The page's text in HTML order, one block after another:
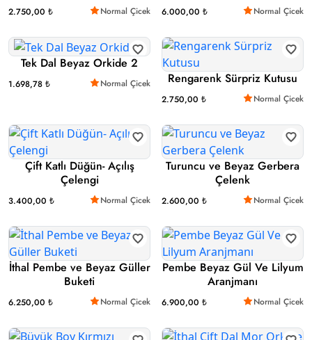
2.750,00 ₺ Normal Çicek 6.000,00 ₺ Normal Çicek
Tek Dal Beyaz Orkide 2
1.698,78 ₺ Normal Çicek Rengarenk Sürpriz Kutusu
2.750,00 ₺ Normal Çicek
Çift Katlı Düğün- Açılış
Çelengi
3.400,00 ₺ Normal Çicek
Turuncu ve Beyaz Gerbera
Çelenk
2.600,00 ₺ Normal Çicek
İthal Pembe ve Beyaz Güller
Buketi
6.250,00 ₺ Normal Çicek
Pembe Beyaz Gül Ve Lilyum
Aranjmanı
6.900,00 ₺ Normal Çicek